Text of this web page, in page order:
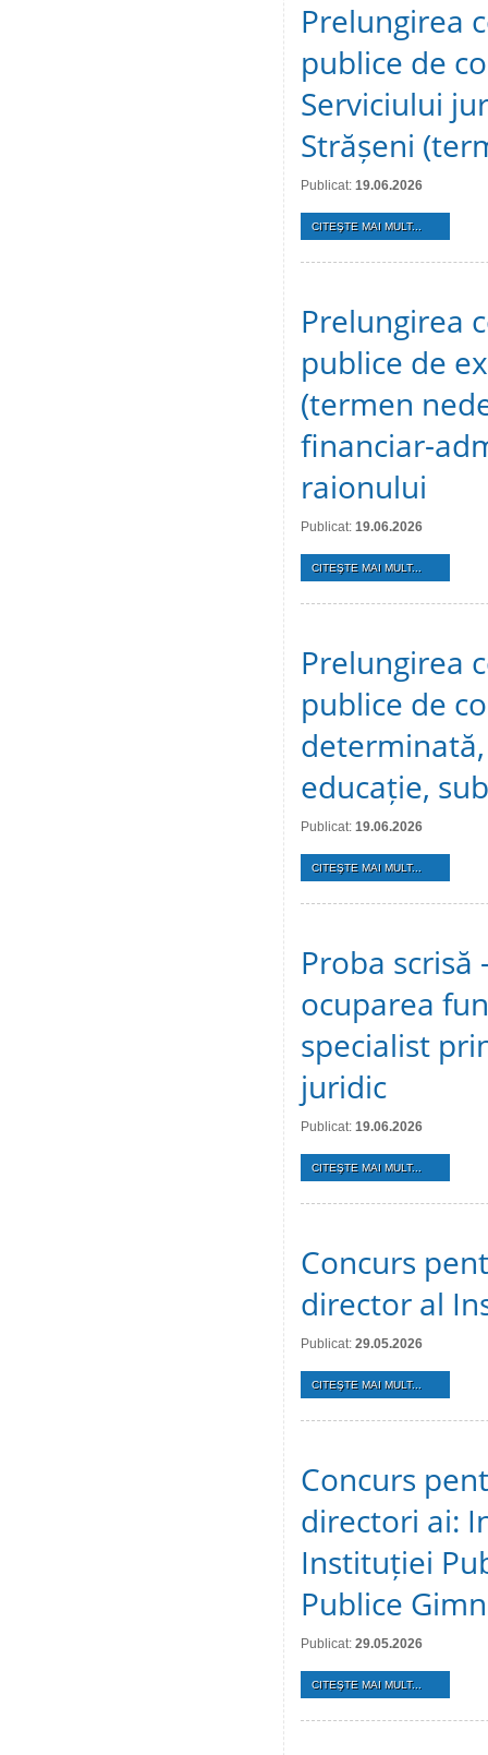
Prelungirea
publice de
Serviciului
Strășeni
Publicat: 19.06.2026
CITEŞTE MAI MULT...
Prelungirea
publice de
(termen
financiar-
raionului
Publicat: 19.06.2026
CITEŞTE MAI MULT...
Prelungirea
publice de
educație,
Publicat: 19.06.2026
CITEŞTE MAI MULT...
Proba
ocuparea
specialist
juridic
Publicat: 19.06.2026
CITEŞTE MAI MULT...
Concurs
director al
Publicat: 29.05.2026
CITEŞTE MAI MULT...
Concurs
directori ai:
Instituției
Publice
Publicat: 29.05.2026
CITEŞTE MAI MULT...